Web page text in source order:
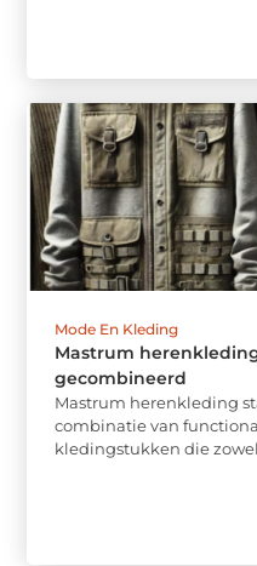
Mode En Kleding
Mastrum
gecombineerd
Mastrum herenkleding
combinatie van
kledingstukken die